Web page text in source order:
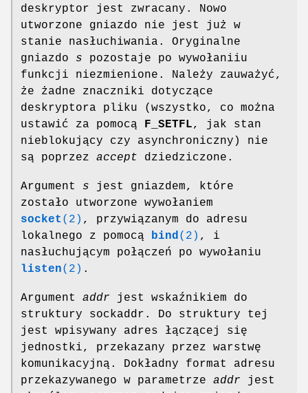
deskryptor jest zwracany. Nowo
utworzone gniazdo nie jest już w
stanie nasłuchiwania. Oryginalne
gniazdo s pozostaje po wywołaniiu
funkcji niezmienione. Należy zauważyć,
że żadne znaczniki dotyczące
deskryptora pliku (wszystko, co można
ustawić za pomocą
F_SETFL, jak stan
nieblokujący czy asynchroniczny) nie
są poprzez accept dziedziczone.
Argument s jest gniazdem, które
zostało utworzone wywołaniem
socket (2) , przywiązanym do adresu
lokalnego z pomocą
bind (2) , i
nasłuchującym połączeń po wywołaniu
listen(2) .
Argument addr jest wskaźnikiem do
struktury sockaddr. Do struktury tej
jest wpisywany adres łączącej się
jednostki, przekazany przez warstwę
komunikacyjną. Dokładny format adresu
przekazywanego w parametrze addr jest